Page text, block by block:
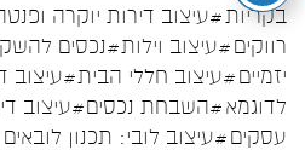
בקריות#עיצוב דירות יוקרה
רווקים#עיצוב וילות#נכסים
יזמיים#עיצוב חללי הבית#עיצוב
לדוגמא#השבחת נכסים#עיצוב
עסקים#עיצוב לובי: תכנון